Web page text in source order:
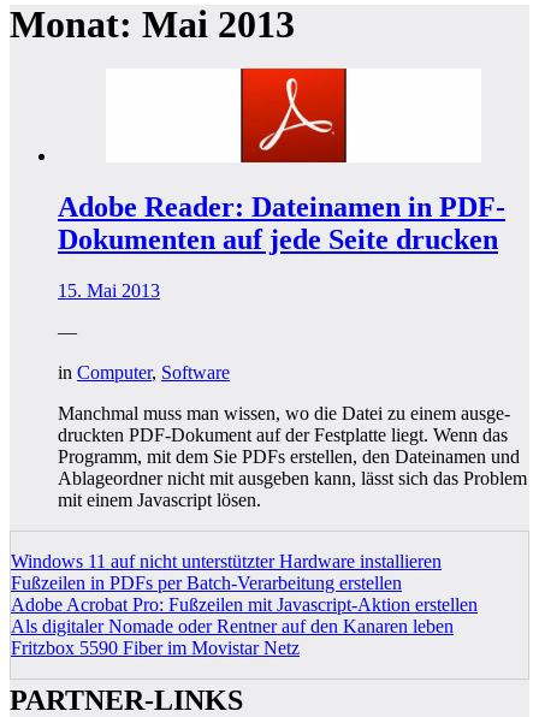
Monat: Mai 2013
Adobe Reader: Dateinamen in PDF-
Dokumenten auf jede Seite drucken
15. Mai 2013
—
in Computer, Software
Manch­mal muss man wis­sen, wo die Datei zu einem aus­ge­
druck­ten PDF-Doku­ment auf der Fest­plat­te liegt. Wenn das
Pro­gramm, mit dem Sie PDFs erstel­len, den Datei­na­men und
Abla­ge­ord­ner nicht mit aus­ge­ben kann, lässt sich das Pro­blem
mit einem Java­script lösen.
Windows 11 auf nicht unterstützter Hardware installieren
Fußzeilen in PDFs per Batch-Verarbeitung erstellen
Adobe Acrobat Pro: Fußzeilen mit Javascript-Aktion erstellen
Als digitaler Nomade oder Rentner auf den Kanaren leben
Fritzbox 5590 Fiber im Movistar Netz
PARTNER-LINKS